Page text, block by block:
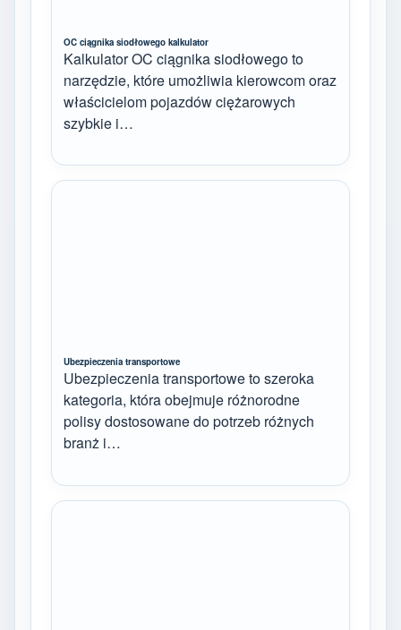
OC ciągnika siodłowego kalkulator
Kalkulator OC ciągnika siodłowego to
narzędzie, które umożliwia kierowcom oraz
właścicielom pojazdów ciężarowych
szybkie i…
Ubezpieczenia transportowe
Ubezpieczenia transportowe to szeroka
kategoria, która obejmuje różnorodne
polisy dostosowane do potrzeb różnych
branż i…